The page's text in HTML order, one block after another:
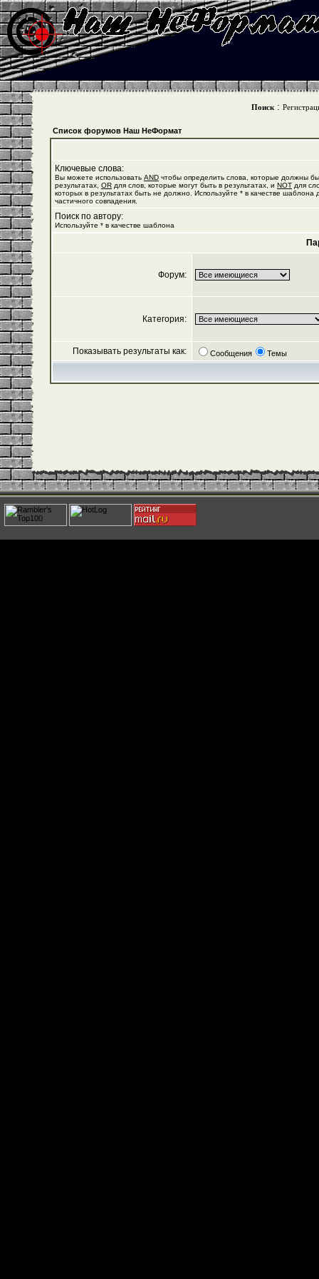
Поиск :
Список форумов Наш НеФормат
Ключевые слова:
Вы можете использовать AND чтобы определить слова, которые должны
результатах, OR для слов, которые могут быть в результатах, и NOT для
которых в результатах быть не должно. Используйте * в качестве шаблона
частичного совпадения.
Поиск по автору:
Используйте * в качестве шаблона
Форум:
Категория:
Показывать результаты как: Сообщения Темы